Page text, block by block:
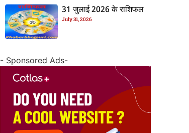
31 जुलाई 2026 के राशिफल
July 31, 2026
- Sponsored Ads-